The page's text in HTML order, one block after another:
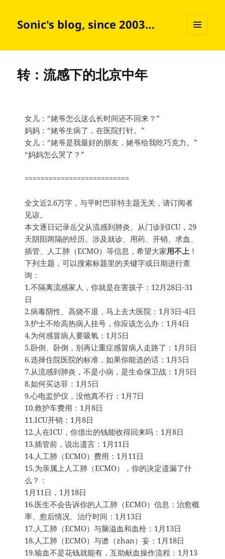
Sonic's blog, since 2003…
挂件
转：流感下的北京中年
女儿：“姥爷怎么这么长时间还不回来？”
妈妈：“姥爷生病了，在医院打针。”
女儿：“姥爷是我最好的朋友，姥爷给我吃巧克力。”
“妈妈怎么哭了？”
==========================
全文近2.6万字，与平时巴菲特主题无关，请订阅者
见谅。
本文逐日记录岳父从流感到肺炎、从门诊到ICU，29
天阴阳两隔的经历。涉及就诊、用药、开销、求血、
插管、人工肺（ECMO）等信息，希望大家用不上 ！
下列主题，可以搜索标题里的关键字或日期进行查
询：
1.不隔离流感家人，你就是在害孩子：12月28日-31
日
2.病毒阴性、高烧不退，马上去大医院：1月3日-4日
3.护士不给高热病人挂号，你应该怎么办：1月4日
4.为何感冒病人要吸氧：1月5日
5.卧倒、卧倒，别再让重症感冒病人走路了：1月5日
6.选择住院医院的标准，如果你能选的话：1月5日
7.从流感到肺炎，不是小病，是生命保卫战：1月5日
8.如何买达菲：1月5日
9.心电监护仪，没他真不行：1月7日
10.救护车费用：1月8日
11.ICU开销：1月8日
12.人在ICU，你借出的钱能收得回来吗：1月8日
13.插管前，说出遗言：1月11日
14.人工肺（ECMO）费用：1月11日
15.为亲属上人工肺（ECMO），你的决定遗漏了什
么？：
1月11日，1月18日
16.医生不会告诉你的人工肺（ECMO）信息：治愈概
率、愈后情况、治疗时间：1月13日
17.人工肺（ECMO）与脑溢血和血栓：1月13日
18.人工肺（ECMO）与谵（zhan）妄：1月18日
19.输血不是花钱就能有，互助献血操作流程：1月13